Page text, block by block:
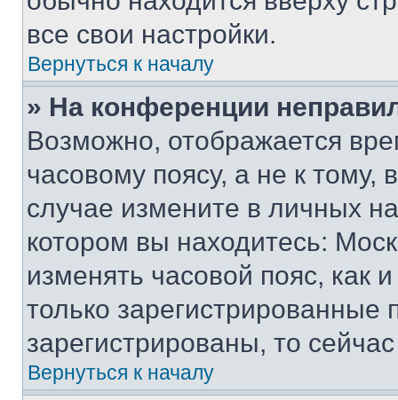
все свои настройки.
Вернуться к началу
» На конференции
Возможно, отображается
часовому поясу, а не к тому,
случае измените в личных
котором вы находитесь:
изменять часовой пояс, как
только
зарегистрированы, то
Вернуться к началу